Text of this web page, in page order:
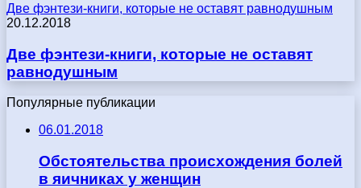
Две фэнтези-книги, которые не оставят равнодушным
20.12.2018
Две фэнтези-книги, которые не оставят
равнодушным
Популярные публикации
06.01.2018
Обстоятельства происхождения болей
в яичниках у женщин